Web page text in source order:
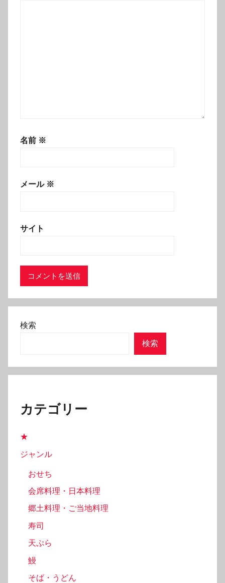
名前 ※
メール ※
サイト
検索
検索
カテゴリー
★
ジャンル
おせち
会席料理・日本料理
郷土料理・ご当地料理
寿司
天ぷら
鰻
そば・うどん